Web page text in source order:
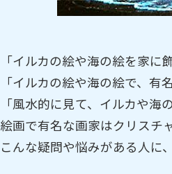
「イルカの絵や海の絵を家に
「イルカの絵や海の絵で、有
「風水的に見て、イルカや海
絵画で有名な画家はクリスチ
こんな疑問や悩みがある人に